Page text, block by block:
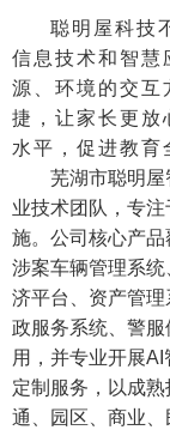
聪明屋科技
信息技术和智慧
源、环境的交互
捷，让家长更放
水平，促进教育
芜湖市聪明屋
业技术团队，专
施。公司核心产品
涉案车辆管理系
济平台、资产管
政服务系统、警
用，并专业开展
定制服务，以成
通、园区、商业